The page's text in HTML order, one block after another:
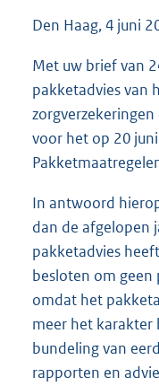
Den Haag, 4 juni
Met uw brief van
pakketadvies van
voor het op 20
In antwoord
dan de afgelopen
pakketadvies
besloten om geen
omdat het
meer het karakter
bundeling van
rapporten en